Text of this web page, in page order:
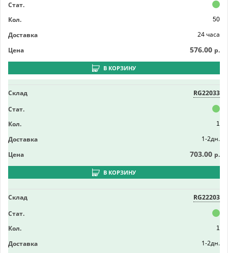
Стат.
Кол.
50
Доставка
24 часа
Цена
576.00 р.
В КОРЗИНУ
Склад
RG22033
Стат.
Кол.
1
Доставка
1-2дн.
Цена
703.00 р.
В КОРЗИНУ
Склад
RG22203
Стат.
Кол.
1
Доставка
1-2дн.